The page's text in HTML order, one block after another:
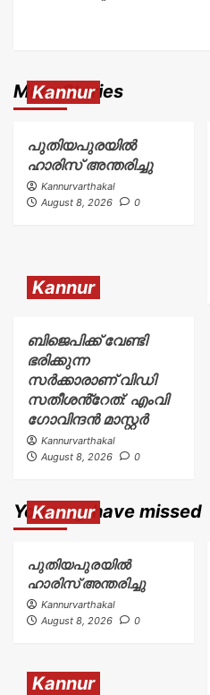
More Stories
Kannur
പുതിയപുരയിൽ
ഹാരിസ് അന്തരിച്ചു
Kannurvarthakal
August 8, 2026
0
Kannur
ബിജെപിക്ക് വേണ്ടി
ഭരിക്കുന്ന
സർക്കാരാണ് വിഡി
സതീശൻ്റേത്: എംവി
ഗോവിന്ദൻ മാസ്റ്റർ
Kannurvarthakal
August 8, 2026
0
You may have missed
Kannur
പുതിയപുരയിൽ
ഹാരിസ് അന്തരിച്ചു
Kannurvarthakal
August 8, 2026
0
Kannur